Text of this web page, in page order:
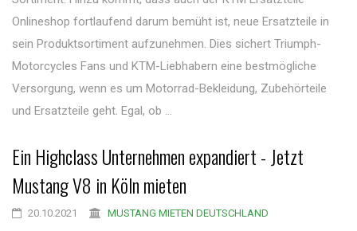
Onlineshop fortlaufend darum bemüht ist, neue Ersatzteile in
sein Produktsortiment aufzunehmen. Dies sichert Triumph-
Motorcycles Fans und KTM-Liebhabern eine bestmögliche
Versorgung, wenn es um Motorrad-Bekleidung, Zubehörteile
und Ersatzteile geht. Egal, ob ...
Ein Highclass Unternehmen expandiert - Jetzt
Mustang V8 in Köln mieten
20.10.2021 MUSTANG MIETEN DEUTSCHLAND